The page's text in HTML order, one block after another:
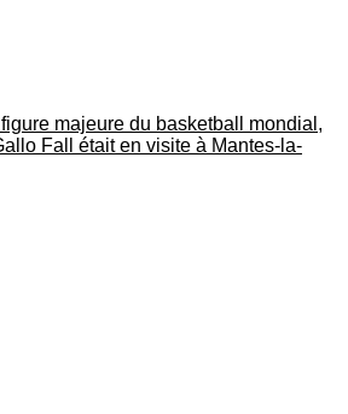
majeure du basketball mondial,
Fall était en visite à Mantes-la-